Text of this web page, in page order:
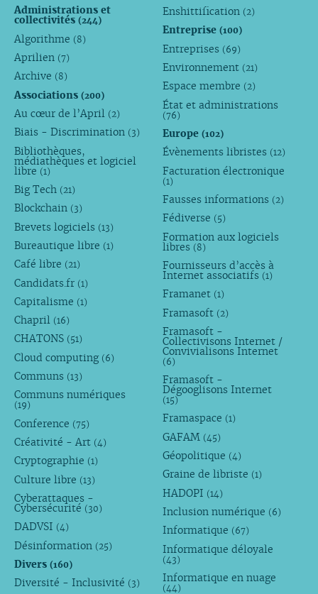
Administrations et
collectivités (244)
Algorithme (8)
Aprilien (7)
Archive (8)
Associations (200)
Au cœur de l’April (2)
Biais - Discrimination (3)
Bibliothèques,
médiathèques et logiciel
libre (1)
Big Tech (21)
Blockchain (3)
Brevets logiciels (13)
Bureautique libre (1)
Café libre (21)
Candidats.fr (1)
Capitalisme (1)
Chapril (16)
CHATONS (51)
Cloud computing (6)
Communs (13)
Communs numériques
(19)
Conference (75)
Créativité - Art (4)
Cryptographie (1)
Culture libre (13)
Cyberattaques -
Cybersécurité (30)
DADVSI (4)
Désinformation (25)
Divers (160)
Diversité - Inclusivité (3)
Enshittification (2)
Entreprise(100)
Entreprises (69)
Environnement (21)
Espace membre (2)
État et administrations
(76)
Europe(102)
Évènements libristes (12)
Facturation électronique
(1)
Fausses informations (2)
Fédiverse (5)
Formation aux logiciels
libres (8)
Fournisseurs d’accès à
Internet associatifs (1)
Framanet (1)
Framasoft (2)
Framasoft -
Collectivisons Internet /
Convivialisons Internet
(6)
Framasoft -
Dégooglisons Internet
(15)
Framaspace (1)
GAFAM (45)
Géopolitique (4)
Graine de libriste (1)
HADOPI (14)
Inclusion numérique (6)
Informatique (67)
Informatique déloyale
(43)
Informatique en nuage
(44)